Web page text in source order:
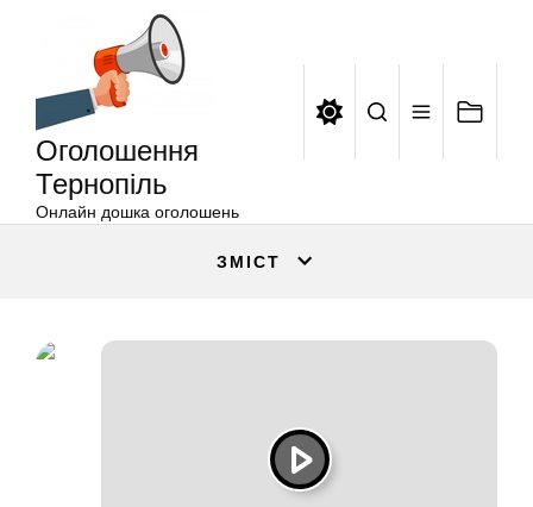
Оголошення
Тернопіль
Онлайн дошка оголошень
ЗМІСТ